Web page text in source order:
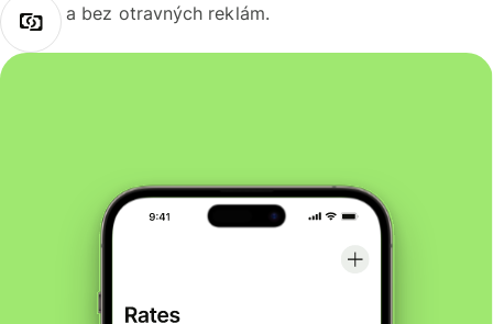
a bez otravných reklám.